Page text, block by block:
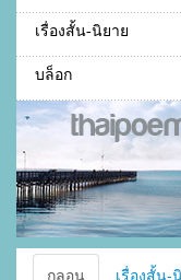
เรื่องสั้น-นิยาย
บล็อก
กลอน เรื่องสั้น-